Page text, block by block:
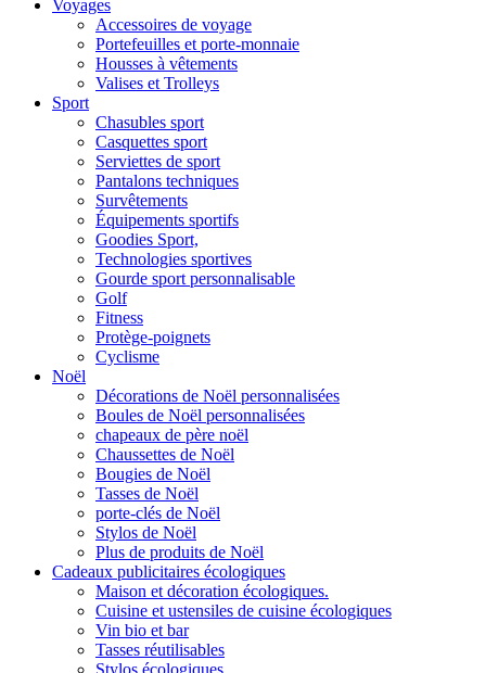
Voyages
Accessoires de voyage
Portefeuilles et porte-monnaie
Housses à vêtements
Valises et Trolleys
Sport
Chasubles sport
Casquettes sport
Serviettes de sport
Pantalons techniques
Survêtements
Équipements sportifs
Goodies Sport,
Technologies sportives
Gourde sport personnalisable
Golf
Fitness
Protège-poignets
Cyclisme
Noël
Décorations de Noël personnalisées
Boules de Noël personnalisées
chapeaux de père noël
Chaussettes de Noël
Bougies de Noël
Tasses de Noël
porte-clés de Noël
Stylos de Noël
Plus de produits de Noël
Cadeaux publicitaires écologiques
Maison et décoration écologiques.
Cuisine et ustensiles de cuisine écologiques
Vin bio et bar
Tasses réutilisables
Stylos écologiques